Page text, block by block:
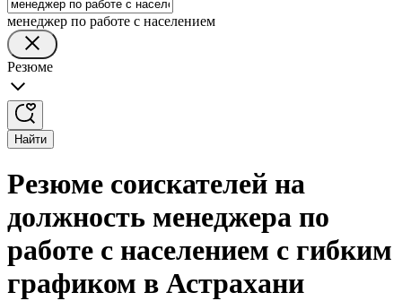
менеджер по работе с населением
Резюме
Найти
Резюме соискателей на
должность менеджера по
работе с населением с гибким
графиком в Астрахани